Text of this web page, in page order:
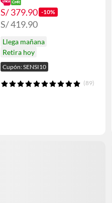
S/ 379.90 -10%
S/ 419.90
Llega mañana
Retira hoy
Cupón: SENSI10
(89)